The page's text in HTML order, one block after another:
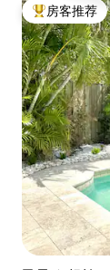
热门「房客
房客推荐